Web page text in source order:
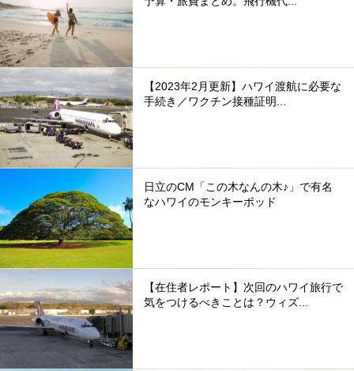
【2023年2月更新】ハワイ渡航に必要な
手続き／ワクチン接種証明...
日立のCM「この木なんの木♪」で有名
なハワイのモンキーポッド
【在住者レポート】次回のハワイ旅行で
気をつけるべきことは？ウィズ...